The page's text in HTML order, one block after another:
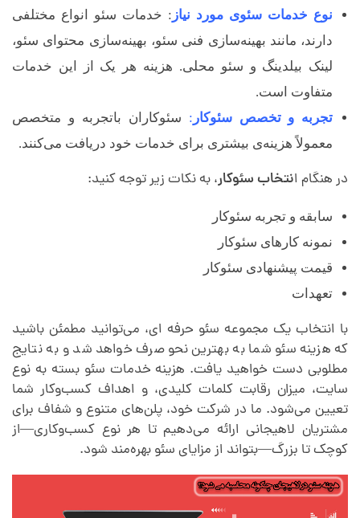
نوع خدمات سئوی مورد نیاز : خدمات سئو انواع مختلفی
دارند، مانند بهینه‌سازی فنی سئو، بهینه‌سازی محتوای سئو،
لینک بیلدینگ و سئو محلی. هزینه هر یک از این خدمات
متفاوت است.
تجربه و تخصص سئوکار : سئوکاران باتجربه و متخصص
معمولاً هزینه‌ی بیشتری برای خدمات خود دریافت می‌کنند.
در هنگام انتخاب سئوکار، به نکات زیر توجه کنید:
سابقه و تجربه سئوکار
نمونه کارهای سئوکار
قیمت پیشنهادی سئوکار
تعهدات
با انتخاب یک مجموعه سئو حرفه ای، می‌توانید مطمئن باشید
که هزینه سئو شما به بهترین نحو صرف خواهد شد و به نتایج
مطلوبی دست خواهید یافت. هزینه خدمات سئو بسته به نوع
سایت، میزان رقابت کلمات کلیدی، و اهداف کسب‌وکار شما
تعیین می‌شود. ما در شرکت خود، پلن‌های متنوع و شفاف برای
مشتریان لاهیجانی ارائه می‌دهیم تا هر نوع کسب‌وکاری—از
کوچک تا بزرگ—بتواند از مزایای سئو بهره‌مند شود.